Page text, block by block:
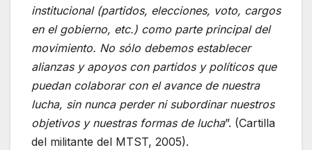
institucional (partidos, elecciones, voto, cargos
en el gobierno, etc.) como parte principal del
movimiento. No sólo debemos establecer
alianzas y apoyos con partidos y políticos que
puedan colaborar con el avance de nuestra
lucha, sin nunca perder ni subordinar nuestros
objetivos y nuestras formas de lucha”. (Cartilla
del militante del MTST, 2005).